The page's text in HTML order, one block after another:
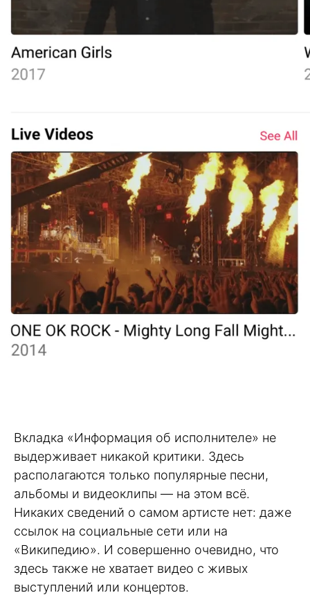
Вкладка «Информация об исполнителе» не
выдерживает никакой критики. Здесь
располагаются только популярные песни,
альбомы и видеоклипы — на этом всё.
Никаких сведений о самом артисте нет: даже
ссылок на социальные сети или на
«Википедию». И совершенно очевидно, что
здесь также не хватает видео с живых
выступлений или концертов.